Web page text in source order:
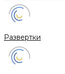
Развертки